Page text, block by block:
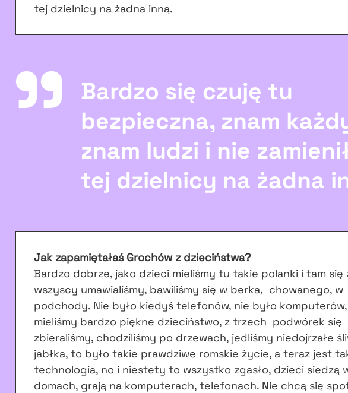
tej dzielnicy na żadna inną.
Bardzo się czuję tu
bezpieczna, znam
znam ludzi i nie
tej dzielnicy na żadna
Jak zapamiętałaś Grochów z dzieciństwa?
Bardzo dobrze, jako dzieci mieliśmy tu takie polanki i tam się
wszyscy umawialiśmy, bawiliśmy się w berka, chowanego, w
podchody. Nie było kiedyś telefonów, nie było
mieliśmy bardzo piękne dzieciństwo, z trzech podwórek się
zbieraliśmy, chodziliśmy po drzewach, jedliśmy niedojrzałe
jabłka, to było takie prawdziwe romskie życie, a teraz jest
technologia, no i niestety to wszystko zgasło, dzieci siedzą
domach, grają na komputerach, telefonach. Nie chcą się